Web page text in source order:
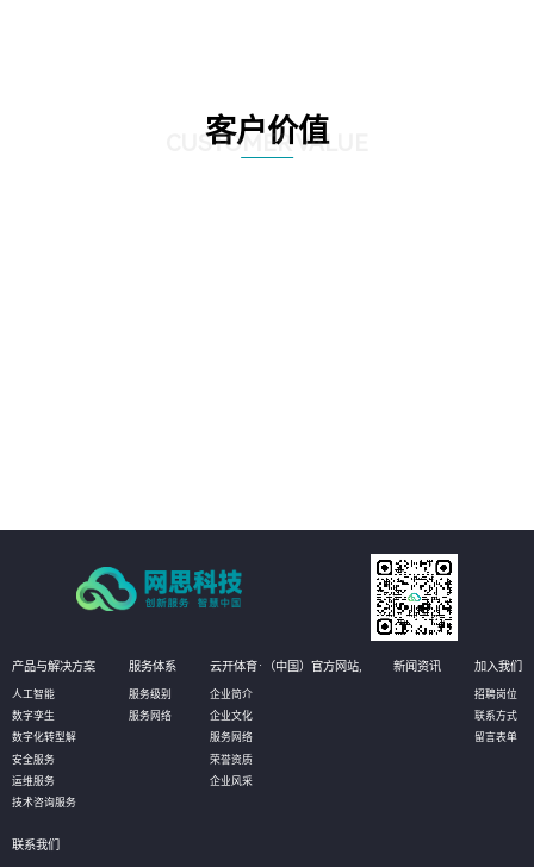
客户价值
CUSTOMER VALUE
产品与解决方案
人工智能
数字孪生
数字化转型解
安全服务
运维服务
技术咨询服务
服务体系
服务级别
服务网络
云开体育·（中国）官方网站,
企业简介
企业文化
服务网络
荣誉资质
企业风采
新闻资讯 加入我们
招聘岗位
联系方式
留言表单
联系我们